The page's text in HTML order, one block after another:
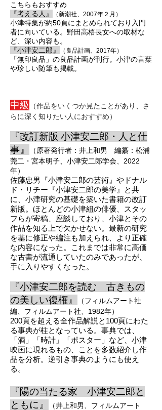
こちらもおすすめ
『考え る人』 （新潮社、2007年２月）
小津特集が約50頁にまとめられており入門
者に向いている。野田高梧長女への取材な
ど、深い内容も。
『小津安二郎』
（良品計画、2017年）
「無印良品」の良品計画が刊行。小津の言葉
や珍しい随筆も掲載。
中級
（作品をいくつか見たことがあり、さ
らに深く知りたい人におすすめ）
『改訂新版 小津安二郎・人と仕
事』
（原著発行者：井上和男 編纂：松浦
莞二・宮本明子、小津安二郎学会、2022
年）
佐藤忠男『小津安二郎の芸術』やドナル
ド・リチー『小津安二郎の美学』と共
に、小津研究の基礎を築いた書籍の改訂
新版。ほとんどの小津組の俳優、スタッ
フらが寄稿、座談しており、小津とその
作品を知る上で欠かせない。最新の研究
を基に修正や編注も加えられ、より正確
な内容になった。
これまでは非常に高価
な古書が流通していたのみであったが、
手に入りやすくなった。
『小津安二郎を読む 古きもの
の美しい復権』
（フィルムアート社
編、フィルムアート社、1982年）
200頁を超える全作品解説と100頁にわた
る事典が柱となっている。事典では、
「酒」「時計」「ポスター」など、小津
映画に現れるもの、ことを多数紹介し作
品を分析。逆引き事典のようにも使え
る。
『陽の当たる家 小津安二郎と
ともに』
（井 上和男、フィルムアート